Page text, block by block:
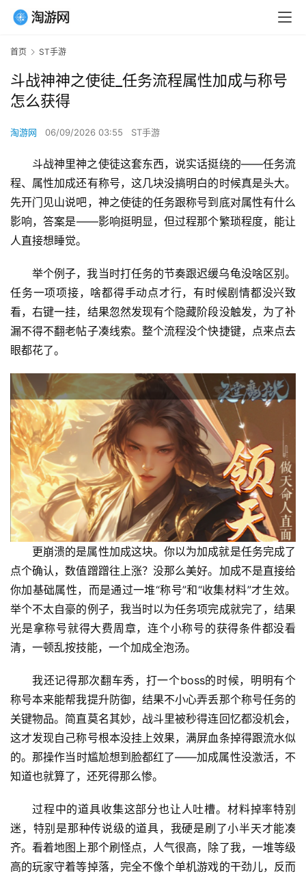
首页 ST手游
斗战神神之使徒_任务流程属性加成与称号
怎么获得
淘游网 06/09/2026 03:55 ST手游
斗战神里神之使徒这套东西，说实话挺绕的——任务流
程、属性加成还有称号，这几块没搞明白的时候真是头大。
先开门见山说吧，神之使徒的任务跟称号到底对属性有什么
影响，答案是——影响挺明显，但过程那个繁琐程度，能让
人直接想睡觉。
举个例子，我当时打任务的节奏跟迟缓乌龟没啥区别。
任务一项项接，啥都得手动点才行，有时候剧情都没兴致
看，右键一挂，结果忽然发现有个隐藏阶段没触发，为了补
漏不得不翻老帖子凑线索。整个流程没个快捷键，点来点去
眼都花了。
更崩溃的是属性加成这块。你以为加成就是任务完成了
点个确认，数值蹭蹭往上涨？没那么美好。加成不是直接给
你加基础属性，而是通过一堆“称号”和“收集材料”才生效。
举个不太自豪的例子，我当时以为任务项完成就完了，结果
光是拿称号就得大费周章，连个小称号的获得条件都没看
清，一顿乱按技能，一个加成全泡汤。
我还记得那次翻车秀，打一个boss的时候，明明有个
称号本来能帮我提升防御，结果不小心弄丢那个称号任务的
关键物品。简直莫名其妙，战斗里被秒得连回忆都没机会，
这才发现自己称号根本没挂上效果，满屏血条掉得跟流水似
的。那操作当时尴尬想到脸都红了——加成属性没激活，不
知道也就算了，还死得那么惨。
过程中的道具收集这部分也让人吐槽。材料掉率特别
迷，特别是那种传说级的道具，我硬是刷了小半天才能凑
齐。看着地图上那个刷怪点，人气很高，除了我，一堆等级
高的玩家守着等掉落，完全不像个单机游戏的干劲儿，反而